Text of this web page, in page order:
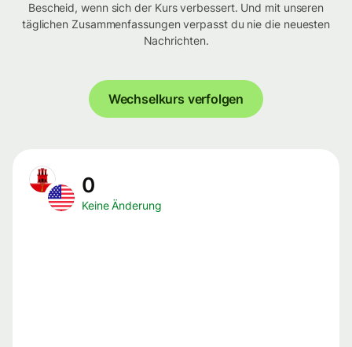
Bescheid, wenn sich der Kurs verbessert. Und mit unseren
täglichen Zusammenfassungen verpasst du nie die neuesten
Nachrichten.
Wechselkurs verfolgen
0
Keine Änderung